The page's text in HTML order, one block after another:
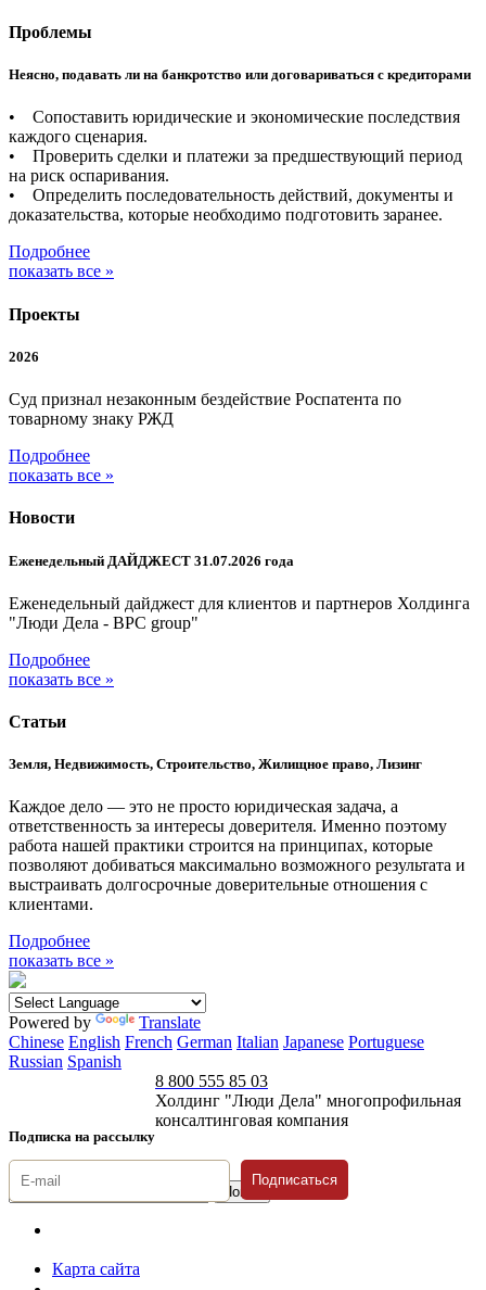
Проблемы
Неясно, подавать ли на банкротство или договариваться с кредиторами
• Сопоставить юридические и экономические последствия
каждого сценария.
• Проверить сделки и платежи за предшествующий период
на риск оспаривания.
• Определить последовательность действий, документы и
доказательства, которые необходимо подготовить заранее.
Подробнее
показать все »
Проекты
2026
Суд признал незаконным бездействие Роспатента по
товарному знаку РЖД
Подробнее
показать все »
Новости
Еженедельный ДАЙДЖЕСТ 31.07.2026 года
Еженедельный дайджест для клиентов и партнеров Холдинга
"Люди Дела - BPC group"
Подробнее
показать все »
Статьи
Земля, Недвижимость, Строительство, Жилищное право, Лизинг
Каждое дело — это не просто юридическая задача, а
ответственность за интересы доверителя. Именно поэтому
работа нашей практики строится на принципах, которые
позволяют добиваться максимально возможного результата и
выстраивать долгосрочные доверительные отношения с
клиентами.
Подробнее
показать все »
Powered by
Translate
Chinese English French German Italian Japanese Portuguese
Russian Spanish
Подписка на рассылку
8 800 555 85 03
Холдинг "Люди Дела" многопрофильная
консалтинговая компания
Подписаться
Карта сайта